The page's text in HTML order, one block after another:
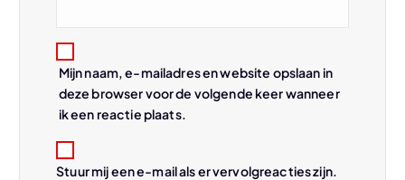
Mijn naam, e-mailadres en website opslaan in
deze browser voor de volgende keer wanneer
ik een reactie plaats.
Stuur mij een e-mail als er vervolgreacties zijn.